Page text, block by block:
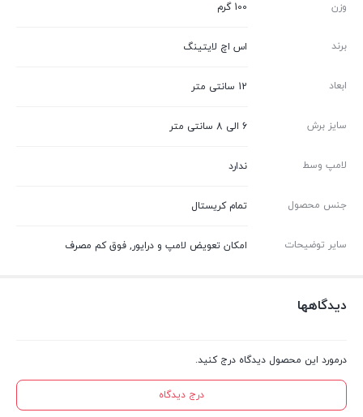
وزن 100 گرم
برند اس اچ لایتینگ
ابعاد 12 سانتی متر
سایز برش 6 الی 8 سانتی متر
لامپ وسط ندارد
جنس محصول تمام کریستال
سایر توضیحات امکان تعویض لامپ و درایور, فوق کم مصرف
دیدگاهها
درمورد این محصول دیدگاه درج کنید.
درج دیدگاه